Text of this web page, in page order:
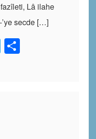
Lâ ilahe
secde […]
Telegram